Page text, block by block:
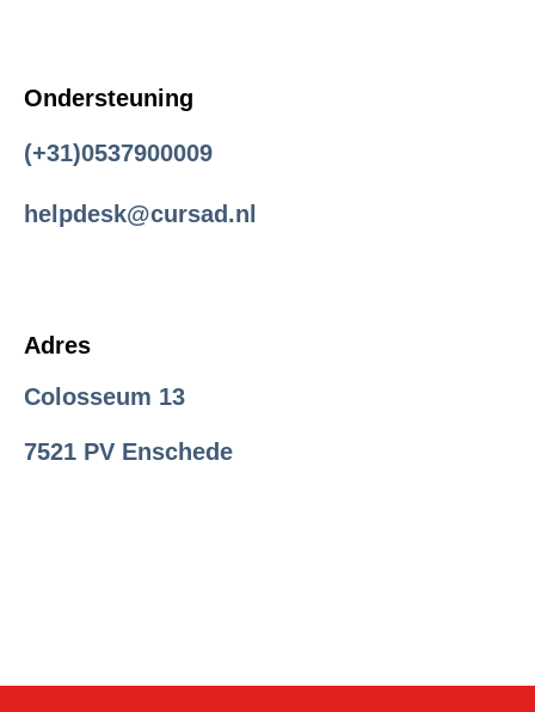
Ondersteuning
(+31)0537900009
helpdesk@cursad.nl
Adres
Colosseum 13
7521 PV Enschede